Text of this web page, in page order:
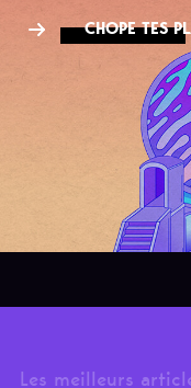
CHOPE TES
Les meilleurs